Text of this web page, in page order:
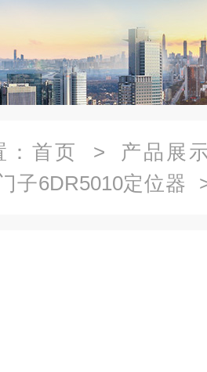
首页 > 产品展
子6DR5010定位器